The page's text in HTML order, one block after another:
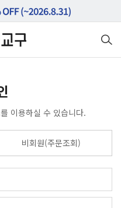
이용하실 수 있습니다.
비회원(주문조회)